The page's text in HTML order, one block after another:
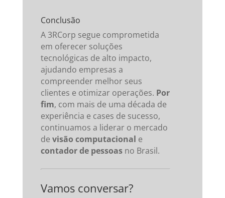
Conclusão
A 3RCorp segue comprometida
em oferecer soluções
tecnológicas de alto impacto,
ajudando empresas a
compreender melhor seus
clientes e otimizar operações. Por
fim, com mais de uma década de
experiência e cases de sucesso,
continuamos a liderar o mercado
de visão computacional e
contador de pessoasno Brasil.
Vamos conversar?